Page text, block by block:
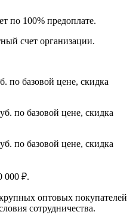
по 100% предоплате.
счет организации.
по базовой цене, скидка
по базовой цене, скидка
по базовой цене, скидка
000 ₽.
оптовых покупателей
сотрудничества.